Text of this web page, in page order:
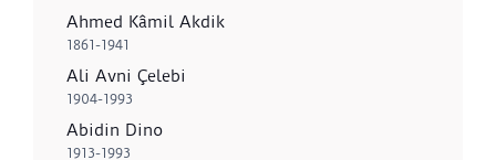
Ahmed Kâmil Akdik
1861-1941
Ali Avni Çelebi
1904-1993
Abidin Dino
1913-1993